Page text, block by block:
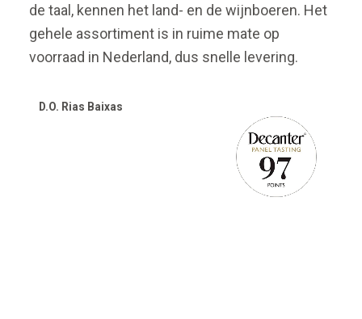
de taal, kennen het land- en de wijnboeren. Het
gehele assortiment is in ruime mate op
voorraad in Nederland, dus snelle levering.
D.O. Rias Baixas